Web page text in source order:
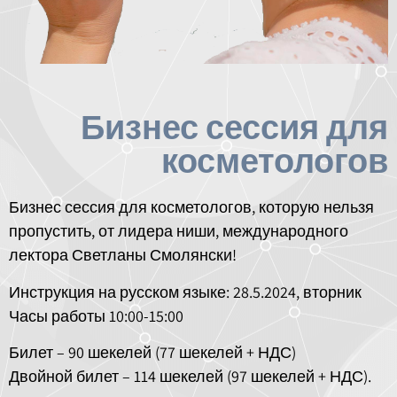
Бизнес сессия для
косметологов
Бизнес сессия для косметологов, которую нельзя
пропустить, от лидера ниши, международного
лектора Светланы Смолянски!
Инструкция на русском языке: 28.5.2024, вторник
Часы работы 10:00-15:00
Билет – 90 шекелей (77 шекелей + НДС)
Двойной билет – 114 шекелей (97 шекелей + НДС).